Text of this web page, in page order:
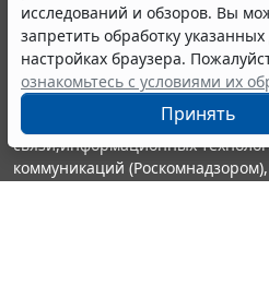
исследований и обзоров. Вы
запретить обработку
настройках браузера.
ознакомьтесь с условиями их
Принять
© ООО "НПП "ГАРАНТ-СЕРВИС",
выпускается с 1990 года.
являются участниками
информации ГАРАНТ.
Портал ГАРАНТ.РУ
издания Федеральной службой
связи,информационных
коммуникаций